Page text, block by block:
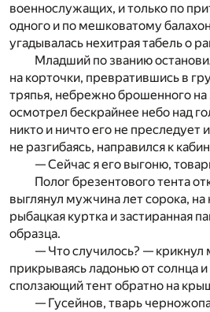
военнослужащих, и только по
одного и по мешковатому
угадывалась нехитрая табель о
Младший по званию
на корточки, превратившись в
тряпья, небрежно брошенного
осмотрел бескрайнее небо над
никто и ничто его не преследует
не разгибаясь, направился к
— Сейчас я его выгоню,
Полог брезентового тента
выглянул мужчина лет сорока,
рыбацкая куртка и застиранная
образца.
— Что случилось? — крикнул
прикрываясь ладонью от солнца
сползающий тент обратно на
— Гусейнов, тварь